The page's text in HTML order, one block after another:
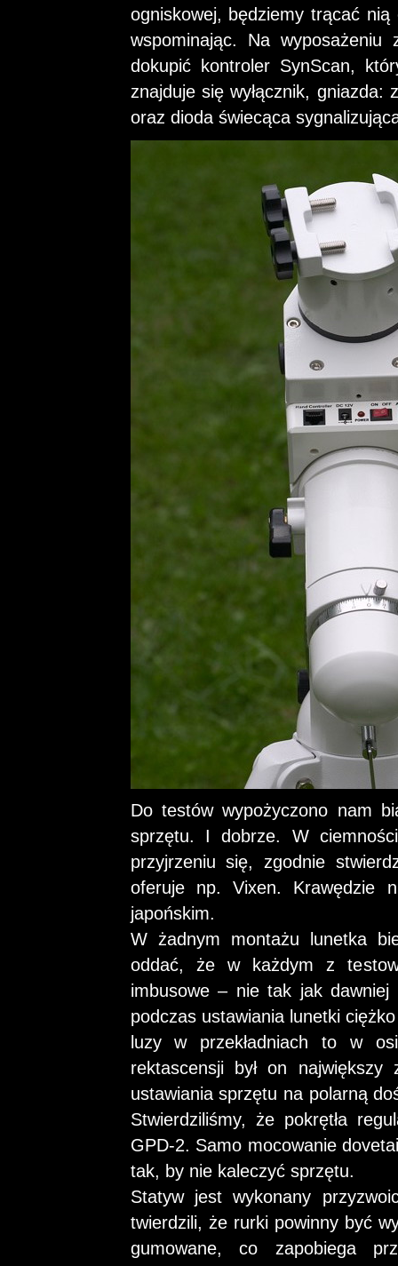
ogniskowej, będziemy trącać
wspominając. Na
dokupić kontroler SynScan,
znajduje się wyłącznik,
oraz dioda świecąca
Do testów wypożyczono nam
sprzętu. I dobrze. W
przyjrzeniu się, zgodnie
oferuje np. Vixen. Krawędzie
japońskim.
W żadnym montażu lunetka
oddać, że w każdym z
imbusowe – nie tak jak dawniej
podczas ustawiania lunetki
luzy w przekładniach to w
rektascensji był on
ustawiania sprzętu na polarną
Stwierdziliśmy, że pokrętła
GPD-2. Samo mocowanie
tak, by nie kaleczyć sprzętu.
Statyw jest wykonany
twierdzili, że rurki powinny być
gumowane, co zapobiega